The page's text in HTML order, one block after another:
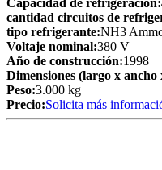
Capacidad de refrigeración:
cantidad circuitos de
tipo refrigerante:NH3
Voltaje nominal:380 V
Año de construcción:1998
Dimensiones (largo x ancho
Peso:3.000 kg
Precio:Solicita más